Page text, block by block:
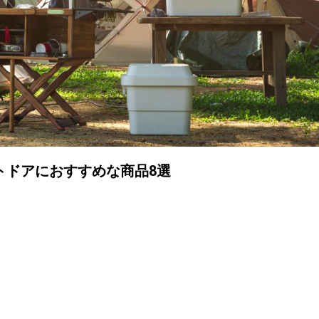
アにおすすめな商品8選